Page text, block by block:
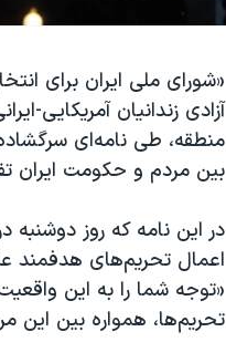
«شورای ملی ایران برای
آزادی زندانیان آمریکایی-
منطقه، طی نامه‌ای سرگشاده
بین مردم و حکومت ایران
در این نامه که روز
اعمال تحریم‌های هدفمند
«توجه شما را به این
تحریم‌ها، همواره بین